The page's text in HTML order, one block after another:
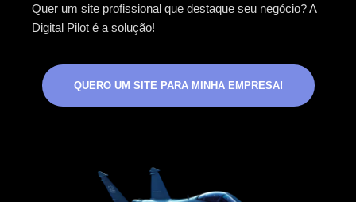
Quer um site profissional que destaque seu negócio? A
Digital Pilot é a solução!
QUERO UM SITE PARA MINHA EMPRESA!